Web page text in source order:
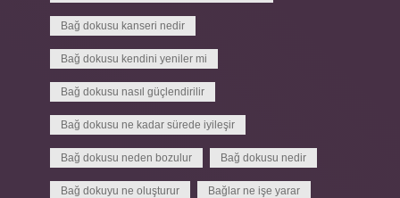
Bağ dokusu kanseri nedir
Bağ dokusu kendini yeniler mi
Bağ dokusu nasıl güçlendirilir
Bağ dokusu ne kadar sürede iyileşir
Bağ dokusu neden bozulur Bağ dokusu nedir
Bağ dokuyu ne oluşturur Bağlar ne işe yarar